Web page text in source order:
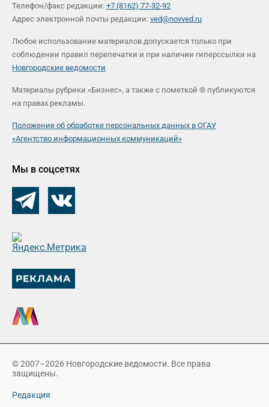
Телефон/факс редакции: +7 (8162) 77-32-92
Адрес электронной почты редакции: ved@novved.ru
Любое использование материалов допускается только при
соблюдении правил перепечатки и при наличии гиперссылки на
Новгородские ведомости
Материалы рубрики «Бизнес», а также с пометкой ® публикуются
на правах рекламы.
Положение об обработке персональных данных в ОГАУ
«Агентство информационных коммуникаций»
Мы в соцсетях
© 2007–2026 Новгородские ведомости. Все права
защищены.
Редакция